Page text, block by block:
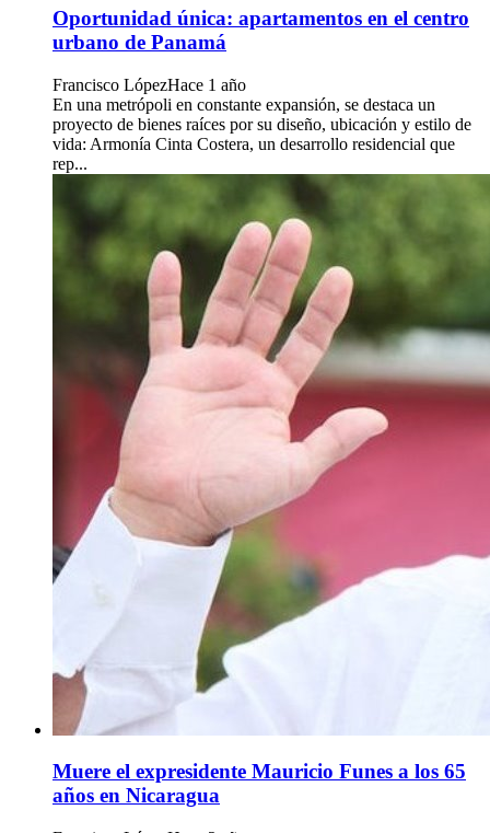
Oportunidad única: apartamentos en el centro
urbano de Panamá
Francisco LópezHace 1 año
En una metrópoli en constante expansión, se destaca un
proyecto de bienes raíces por su diseño, ubicación y estilo de
vida: Armonía Cinta Costera, un desarrollo residencial que
rep...
Muere el expresidente Mauricio Funes a los 65
años en Nicaragua